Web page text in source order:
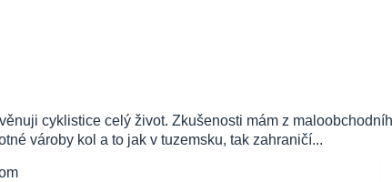
cyklistice celý život. Zkušenosti mám z
vároby kol a to jak v tuzemsku, tak zahraničí...